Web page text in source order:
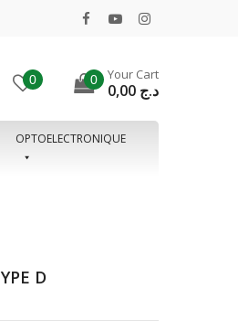
0 0 Your Cart
د.ج
OPTOELECTRONIQUE
D